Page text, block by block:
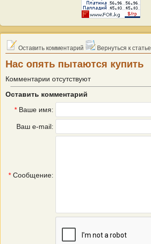
Оставить комментарий Вернуться к статье
Нас опять пытаются купить
Комментарии отсутствуют
Оставить комментарий
* Ваше имя:
Ваш e-mail:
* Сообщение: